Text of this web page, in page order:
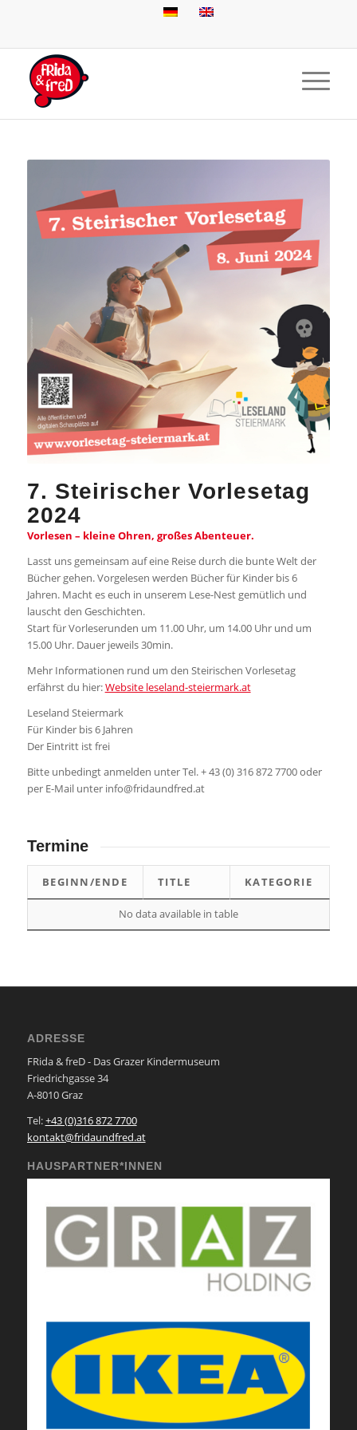
7. Steirischer Vorlesetag
2024
Vorlesen – kleine Ohren, großes Abenteuer.
Lasst uns gemeinsam auf eine Reise durch die bunte Welt der
Bücher gehen. Vorgelesen werden Bücher für Kinder bis 6
Jahren. Macht es euch in unserem Lese-Nest gemütlich und
lauscht den Geschichten.
Start für Vorleserunden um 11.00 Uhr, um 14.00 Uhr und um
15.00 Uhr. Dauer jeweils 30min.
Mehr Informationen rund um den Steirischen Vorlesetag
erfährst du hier:Website leseland-steiermark.at
Leseland Steiermark
Für Kinder bis 6 Jahren
Der Eintritt ist frei
Bitte unbedingt anmelden unter Tel. + 43 (0) 316 872 7700 oder
per E-Mail unter info@fridaundfred.at
Termine
BEGINN/ENDE TITLE KATEGORIE
No data available in table
ADRESSE
FRida & freD - Das Grazer Kindermuseum
Friedrichgasse 34
A-8010 Graz
Tel:+43 (0)316 872 7700
kontakt@fridaundfred.at
HAUSPARTNER*INNEN